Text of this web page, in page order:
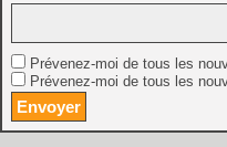
Prévenez-moi de tous les
Prévenez-moi de tous les